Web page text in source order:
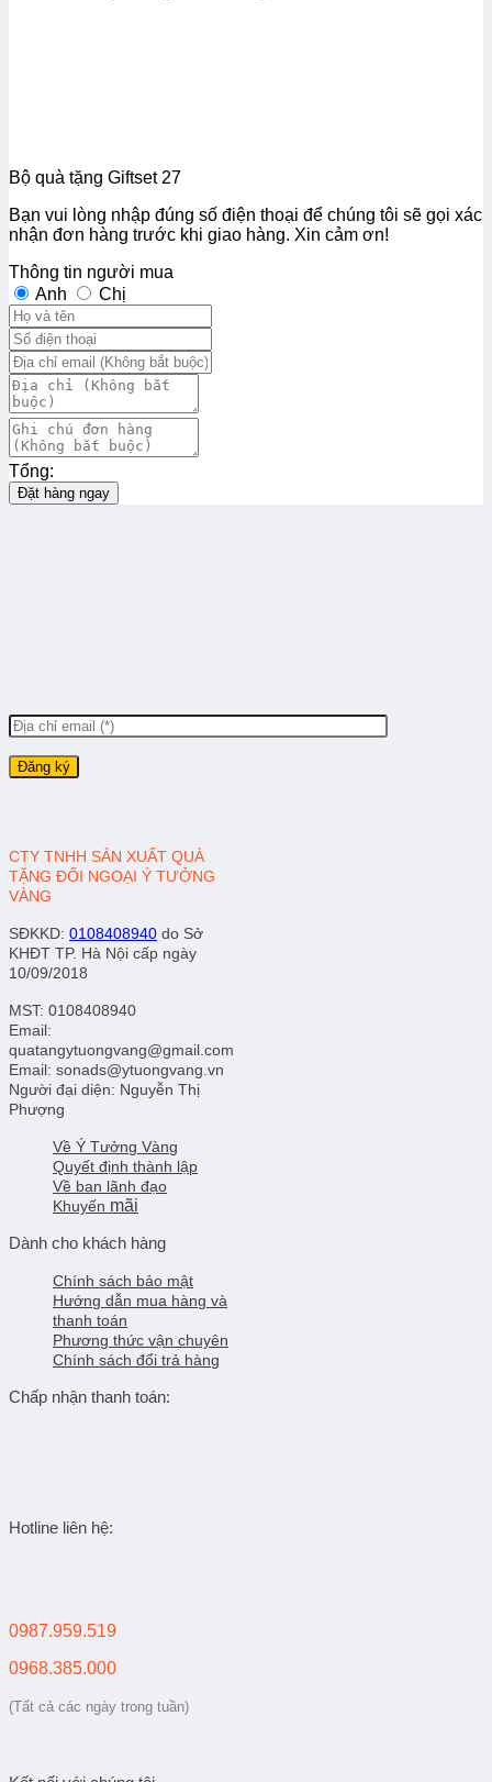
Bộ quà tặng Giftset 27
Bạn vui lòng nhập đúng số điện thoại để chúng tôi sẽ gọi xác
nhận đơn hàng trước khi giao hàng. Xin cảm ơn!
Thông tin người mua
Anh
Chị
Tổng:
Đặt hàng ngay
CTY TNHH SẢN XUẤT QUÀ
TẶNG ĐỐI NGOẠI Ý TƯỞNG
VÀNG
SĐKKD: 0108408940 do Sở
KHĐT TP. Hà Nội cấp ngày
10/09/2018
MST: 0108408940
Email:
quatangytuongvang@gmail.com
Email: sonads@ytuongvang.vn
Người đại diện: Nguyễn Thị
Phượng
Về Ý Tưởng Vàng
Quyết định thành lập
Về ban lãnh đạo
Khuyến mãi
Dành cho khách hàng
Chính sách bảo mật
Hướng dẫn mua hàng và
thanh toán
Phương thức vận chuyên
Chính sách đổi trả hàng
Chấp nhận thanh toán:
Hotline liên hệ:
0987.959.519
0968.385.000
(Tất cả các ngày trong tuần)